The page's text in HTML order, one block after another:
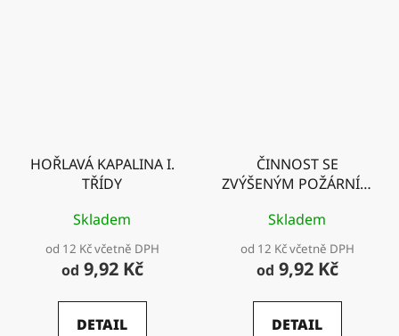
HOŘLAVÁ KAPALINA I.
TŘÍDY
Skladem
od 12 Kč včetně DPH
od 9,92 Kč
DETAIL
ČINNOST SE
ZVÝŠENÝM POŽÁRNÍM
Skladem
od 12 Kč včetně DPH
od 9,92 Kč
DETAIL